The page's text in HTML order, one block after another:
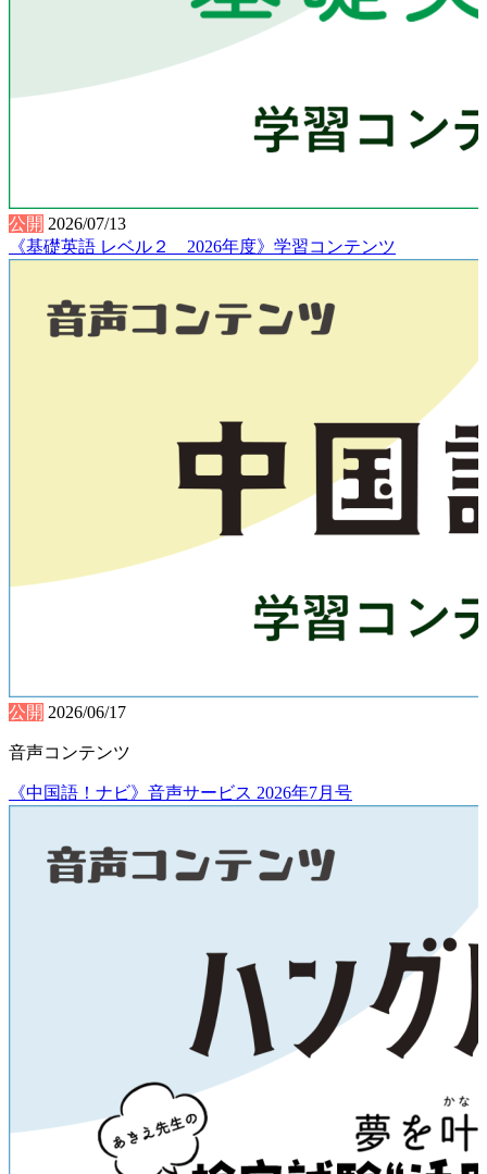
公開 2026/07/13
《基礎英語 レベル２ 2026年度》学習コンテンツ
公開 2026/06/17
音声コンテンツ
《中国語！ナビ》音声サービス 2026年7月号